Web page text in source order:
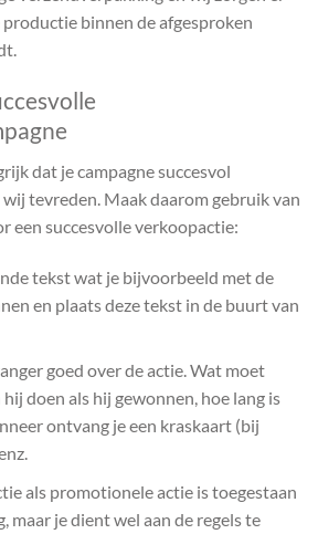
binnen de afgesproken
dat je campagne succesvol
tevreden. Maak daarom gebruik van
een succesvolle verkoopactie:
tekst wat je bijvoorbeeld met de
en plaats deze tekst in de buurt van
goed over de actie. Wat moet
doen als hij gewonnen, hoe lang is
ontvang je een kraskaart (bij
als promotionele actie is toegestaan
maar je dient wel aan de regels te